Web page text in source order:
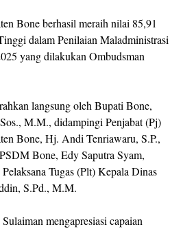
Bone berhasil meraih nilai 85,91
dalam Penilaian Maladministrasi
yang dilakukan Ombudsman
langsung oleh Bupati Bone,
M.M., didampingi Penjabat (Pj)
Bone, Hj. Andi Tenriawaru, S.P.,
Bone, Edy Saputra Syam,
Tugas (Plt) Kepala Dinas
S.Pd., M.M.
mengapresiasi capaian